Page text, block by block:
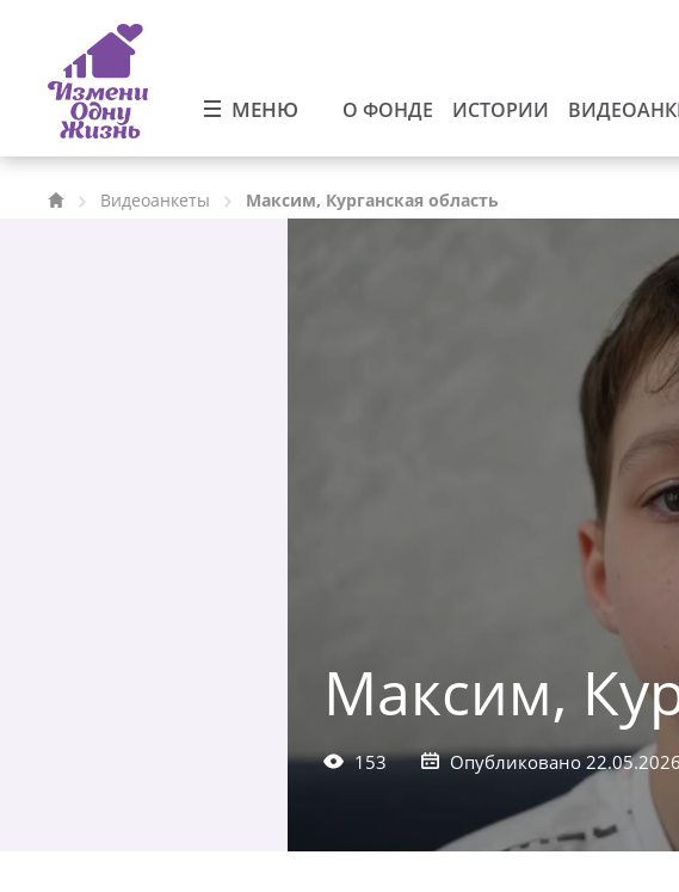
МЕНЮ О ФОНДЕ ИСТОРИИ
Видеоанкеты Максим, Курганская область
Максим,
153 Опубликовано 22.05.2026